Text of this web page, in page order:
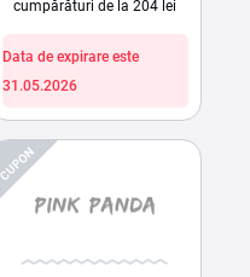
cumpărături de la 204 lei
Data de expirare este
31.05.2026
CUPON